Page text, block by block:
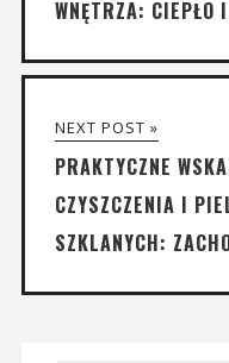
WNĘTRZA: CIEPŁO
NEXT POST »
PRAKTYCZNE
CZYSZCZENIA I
SZKLANYCH: